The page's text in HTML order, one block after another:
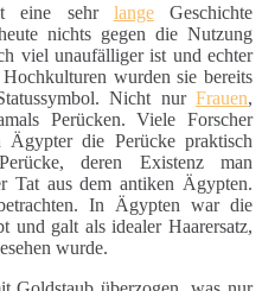
eine sehr langeGeschichte
nichts gegen die Nutzung
viel unaufälliger ist und echter
wurden sie bereits
Nicht nur Frauen,
Perücken. Viele Forscher
Ägypter die Perücke praktisch
deren Existenz man
Tat aus dem antiken Ägypten.
In Ägypten war die
und galt als idealer Haarersatz,
wurde.